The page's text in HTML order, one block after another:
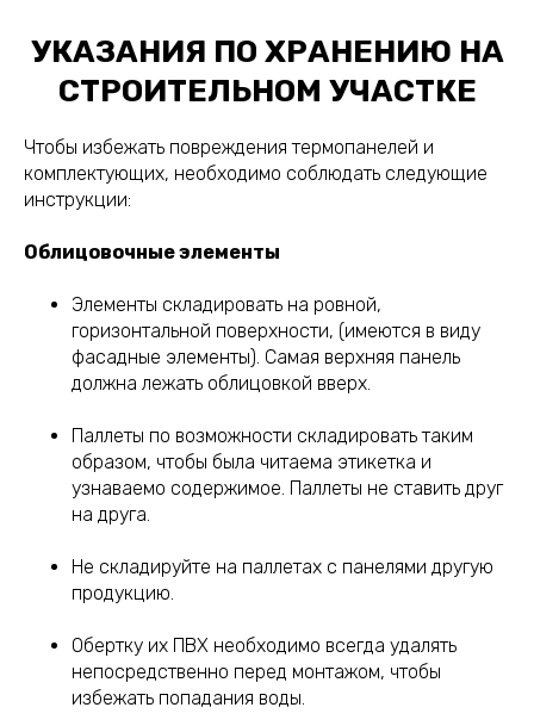
УКАЗАНИЯ ПО ХРАНЕНИЮ НА
СТРОИТЕЛЬНОМ УЧАСТКЕ
Чтобы избежать повреждения термопанелей и
комплектующих, необходимо соблюдать следующие
инструкции:
Облицовочные элементы
Элементы складировать на ровной,
горизонтальной поверхности, (имеются в виду
фасадные элементы). Самая верхняя панель
должна лежать облицовкой вверх.
Паллеты по возможности складировать таким
образом, чтобы была читаема этикетка и
узнаваемо содержимое. Паллеты не ставить друг
на друга.
Не складируйте на паллетах с панелями другую
продукцию.
Обертку их ПВХ необходимо всегда удалять
непосредственно перед монтажом, чтобы
избежать попадания воды.